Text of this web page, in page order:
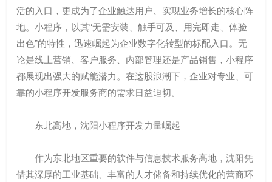
活的入口，更成为了企业触达用户、实现业务增长的核心阵
地。小程序，以其“无需安装、触手可及、用完即走、体验
出色”的特性，迅速崛起为企业数字化转型的标配入口。无
论是线上营销、客户服务、内部管理还是产品销售，小程序
都展现出强大的赋能潜力。在这股浪潮下，企业对专业、可
靠的小程序开发服务商的需求日益迫切。
东北高地，沈阳小程序开发力量崛起
作为东北地区重要的软件与信息技术服务高地，沈阳凭
借其深厚的工业基础、丰富的人才储备和持续优化的营商环